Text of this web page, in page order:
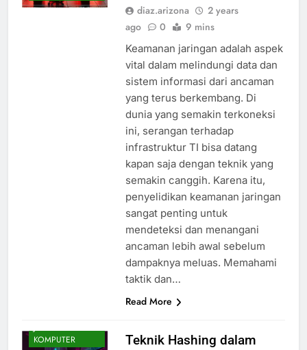
diaz.arizona
2 years
ago
0 9 mins
Keamanan jaringan adalah aspek
vital dalam melindungi data dan
sistem informasi dari ancaman
yang terus berkembang. Di
dunia yang semakin terkoneksi
ini, serangan terhadap
infrastruktur TI bisa datang
kapan saja dengan teknik yang
semakin canggih. Karena itu,
penyelidikan keamanan jaringan
sangat penting untuk
mendeteksi dan menangani
ancaman lebih awal sebelum
dampaknya meluas. Memahami
taktik dan…
Read More
KOMPUTER
Teknik Hashing dalam